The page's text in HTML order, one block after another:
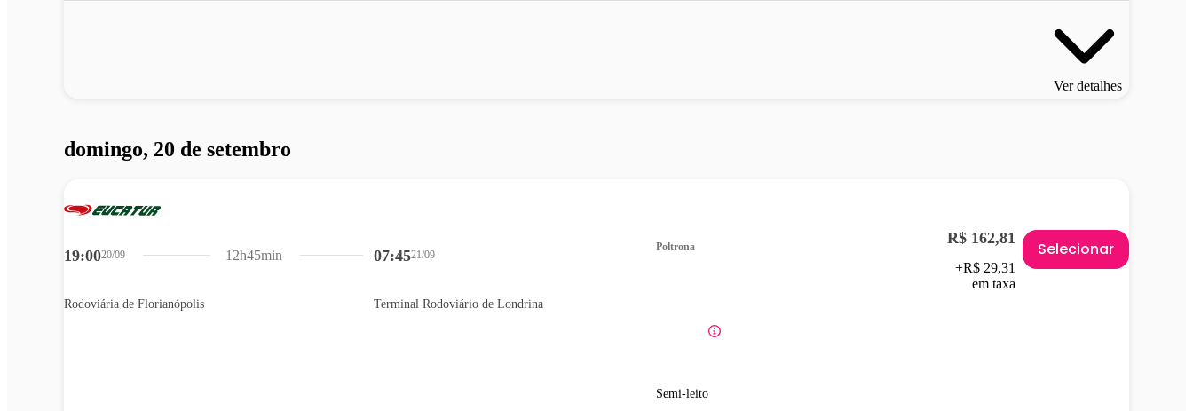
Ver detalhes
domingo, 20 de setembro
19:0020/09
Rodoviária de Florianópolis
07:4521/09
Terminal Rodoviário de Londrina
12h45min
Poltrona
Semi-leito
R$ 162,81
+R$ 29,31
em taxa
Selecionar